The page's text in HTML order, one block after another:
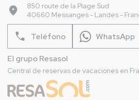
place
850 route de la Plage Sud
40660 Messanges - Landes -
phone Teléfono WhatsApp
El grupo Resasol
Central de reservas de vacaciones en